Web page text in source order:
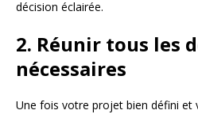
décision éclairée.
2. Réunir tous les
nécessaires
Une fois votre projet bien défini et